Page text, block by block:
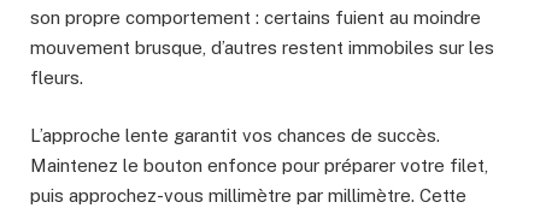
son propre comportement : certains fuient au moindre
mouvement brusque, d’autres restent immobiles sur les
fleurs.
L’approche lente garantit vos chances de succès.
Maintenez le bouton enfonce pour préparer votre filet,
puis approchez-vous millimètre par millimètre. Cette